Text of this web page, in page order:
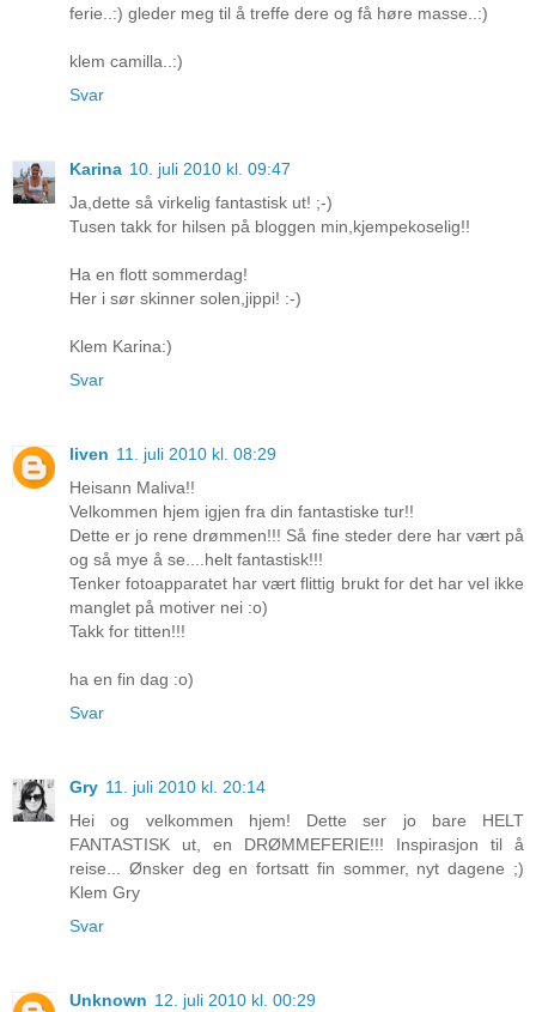
ferie..:) gleder meg til å treffe dere og få høre masse..:)
klem camilla..:)
Svar
Karina 10. juli 2010 kl. 09:47
Ja,dette så virkelig fantastisk ut! ;-)
Tusen takk for hilsen på bloggen min,kjempekoselig!!
Ha en flott sommerdag!
Her i sør skinner solen,jippi! :-)
Klem Karina:)
Svar
liven 11. juli 2010 kl. 08:29
Heisann Maliva!!
Velkommen hjem igjen fra din fantastiske tur!!
Dette er jo rene drømmen!!! Så fine steder dere har vært på
og så mye å se....helt fantastisk!!!
Tenker fotoapparatet har vært flittig brukt for det har vel ikke
manglet på motiver nei :o)
Takk for titten!!!
ha en fin dag :o)
Svar
Gry 11. juli 2010 kl. 20:14
Hei og velkommen hjem! Dette ser jo bare HELT
FANTASTISK ut, en DRØMMEFERIE!!! Inspirasjon til å
reise... Ønsker deg en fortsatt fin sommer, nyt dagene ;)
Klem Gry
Svar
Unknown 12. juli 2010 kl. 00:29